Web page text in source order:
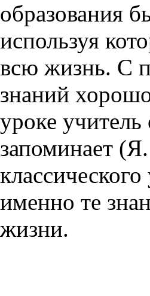
образования
используя
всю жизнь. С
знаний хорошо
уроке
запоминает (
именно те
жизни.